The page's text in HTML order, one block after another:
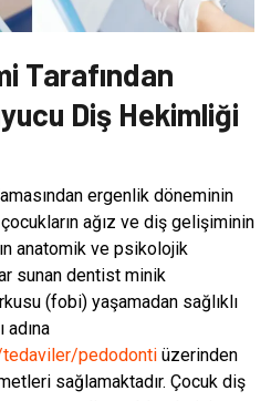
Tarafından
Diş Hekimliği
ergenlik döneminin
ağız ve diş gelişiminin
anatomik ve psikolojik
sunan dentist minik
(fobi) yaşamadan sağlıklı
adına
pedodonti üzerinden
sağlamaktadır. Çocuk diş